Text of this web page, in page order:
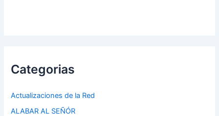
Categorias
Actualizaciones de la Red
ALABAR AL SEÑÓR